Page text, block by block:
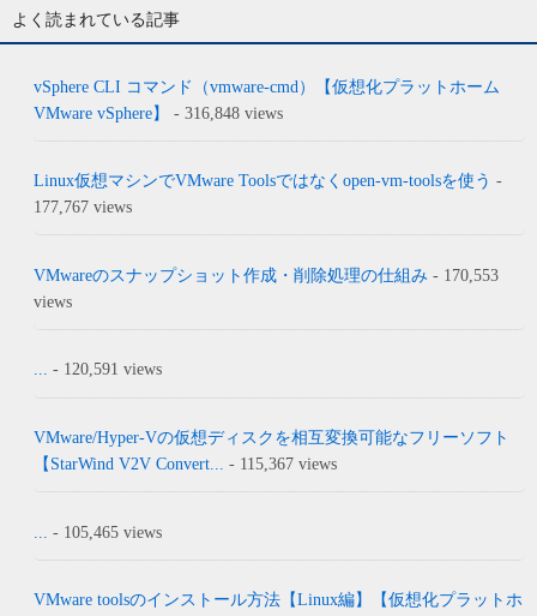
よく読まれている記事
vSphere CLI コマンド（vmware-cmd）【仮想化プラットホーム
VMware vSphere】
- 316,848 views
Linux仮想マシンでVMware Toolsではなくopen-vm-toolsを使う -
177,767 views
VMwareのスナップショット作成・削除処理の仕組み - 170,553
views
... - 120,591 views
VMware/Hyper-Vの仮想ディスクを相互変換可能なフリーソフト
【StarWind V2V Convert...
- 115,367 views
- 105,465 views
VMware toolsのインストール方法【Linux編】【仮想化プラットホ